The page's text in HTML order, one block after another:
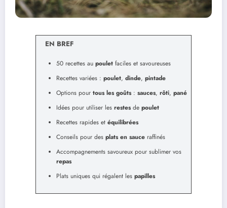
EN BREF
50 recettes au poulet faciles et savoureuses
Recettes variées : poulet, dinde, pintade
Options pour tous les goûts: sauces, rôti, pané
Idées pour utiliser les restesde poulet
Recettes rapides et équilibrées
Conseils pour des plats en sauce raffinés
Accompagnements savoureux pour sublimer vos
repas
Plats uniques qui régalent les papilles